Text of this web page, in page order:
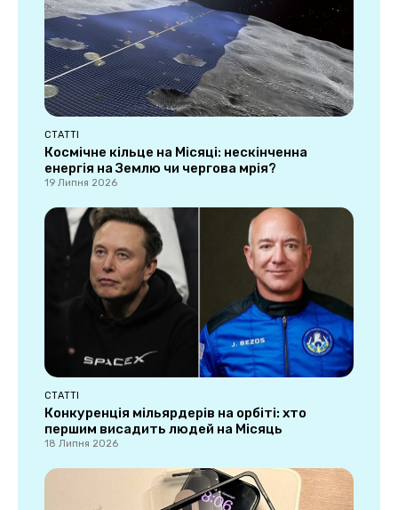
СТАТТІ
Космічне кільце на Місяці: нескінченна
енергія на Землю чи чергова мрія?
19 Липня 2026
СТАТТІ
Конкуренція мільярдерів на орбіті: хто
першим висадить людей на Місяць
18 Липня 2026